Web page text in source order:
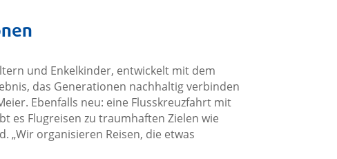
und Enkelkinder, entwickelt mit dem
das Generationen nachhaltig verbinden
Ebenfalls neu: eine Flusskreuzfahrt mit
es Flugreisen zu traumhaften Zielen wie
„Wir organisieren Reisen, die etwas